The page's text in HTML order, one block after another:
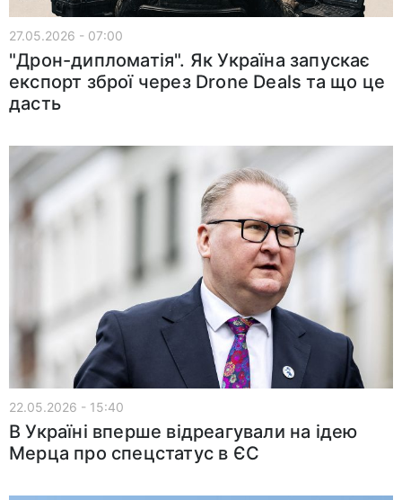
27.05.2026 - 07:00
"Дрон-дипломатія". Як Україна запускає
експорт зброї через Drone Deals та що це
дасть
22.05.2026 - 15:40
В Україні вперше відреагували на ідею
Мерца про спецстатус в ЄС